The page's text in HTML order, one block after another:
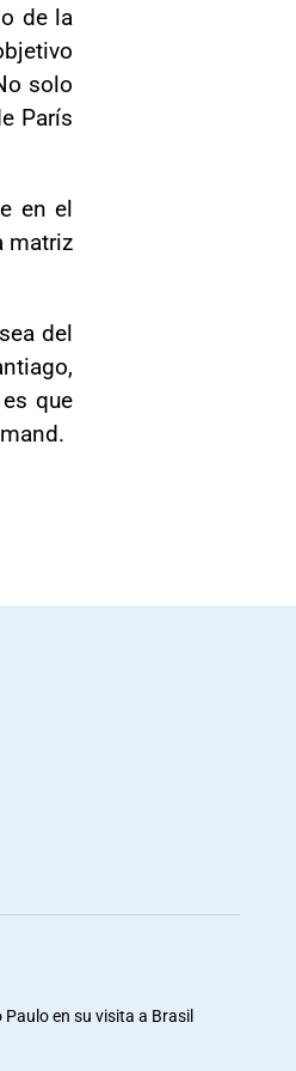
de la
solo
París
en el
matriz
del
que
en su visita a Brasil